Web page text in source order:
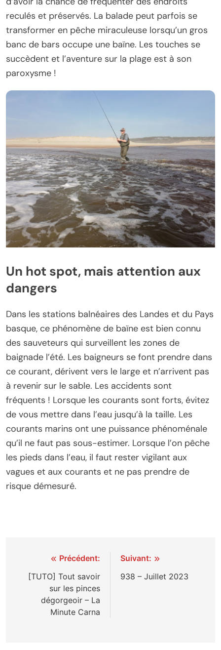
reculés et préservés. La balade peut parfois se
transformer en pêche miraculeuse lorsqu’un gros
banc de bars occupe une baïne. Les touches se
succèdent et l’aventure sur la plage est à son
paroxysme !
Un hot spot, mais attention aux
dangers
Dans les stations balnéaires des Landes et du Pays
basque, ce phénomène de baïne est bien connu
des sauveteurs qui surveillent les zones de
baignade l’été. Les baigneurs se font prendre dans
ce courant, dérivent vers le large et n’arrivent pas
à revenir sur le sable. Les accidents sont
fréquents ! Lorsque les courants sont forts, évitez
de vous mettre dans l’eau jusqu’à la taille. Les
courants marins ont une puissance phénoménale
qu’il ne faut pas sous-estimer. Lorsque l’on pêche
les pieds dans l’eau, il faut rester vigilant aux
vagues et aux courants et ne pas prendre de
risque démesuré.
Navigation
de
l’article
Précédent:
[TUTO] Tout savoir
sur les pinces
dégorgeoir – La
Minute Carna
Suivant:
938 – Juillet 2023